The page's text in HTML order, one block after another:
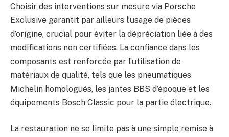
Choisir des interventions sur mesure via Porsche
Exclusive garantit par ailleurs l’usage de pièces
d’origine, crucial pour éviter la dépréciation liée à des
modifications non certifiées. La confiance dans les
composants est renforcée par l’utilisation de
matériaux de qualité, tels que les pneumatiques
Michelin homologués, les jantes BBS d’époque et les
équipements Bosch Classic pour la partie électrique.
La restauration ne se limite pas à une simple remise à